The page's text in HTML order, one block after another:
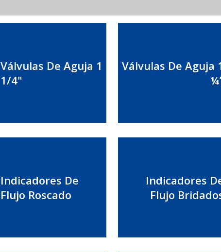
Válvulas De Aguja 1
1/4"
Válvulas De Aguja
Indicadores De
Flujo Roscado
Indicadores
Flujo